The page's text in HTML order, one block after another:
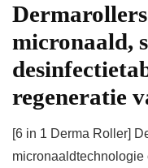
micronaald,
regeneratie
[6 in 1 Derma Roller]